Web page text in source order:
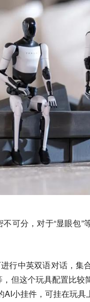
可分，对于“显眼包”
行中英双语对话，集
但这个玩具配置比
小挂件，可挂在玩具